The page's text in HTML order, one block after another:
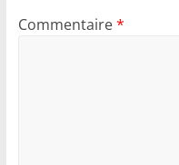
Commentaire*